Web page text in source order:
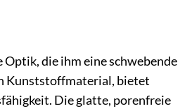
die ihm eine schwebende
Kunststoffmaterial, bietet
Die glatte, porenfreie